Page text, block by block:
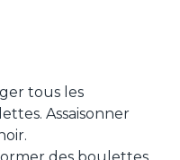
tous les
Assaisonner